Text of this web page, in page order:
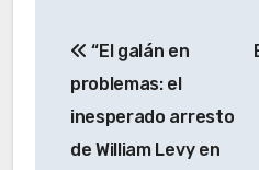
de
entradas
“El galán en
problemas: el
inesperado arresto
de William Levy en